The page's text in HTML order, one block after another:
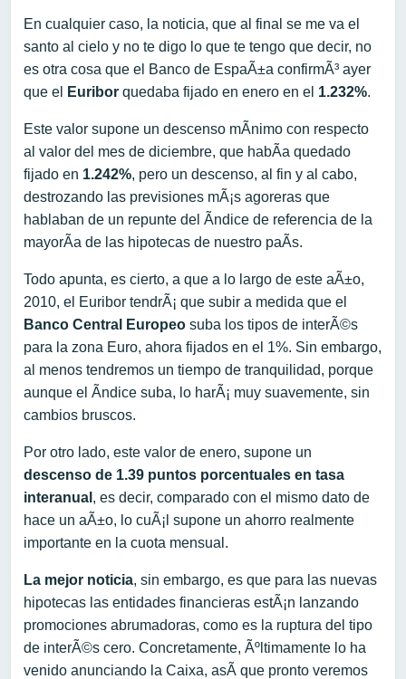
En cualquier caso, la noticia, que al final se me va el
santo al cielo y no te digo lo que te tengo que decir, no
es otra cosa que el Banco de EspaÃ±a confirmÃ³ ayer
que el
Euribor quedaba fijado en enero en el 1.232%.
Este valor supone un descenso mÃ­nimo con respecto
al valor del mes de diciembre, que habÃ­a quedado
fijado en 1.242%, pero un descenso, al fin y al cabo,
destrozando las previsiones mÃ¡s agoreras que
hablaban de un repunte del Ã­ndice de referencia de la
mayorÃ­a de las hipotecas de nuestro paÃ­s.
Todo apunta, es cierto, a que a lo largo de este aÃ±o,
2010, el Euribor tendrÃ¡ que subir a medida que el
Banco Central Europeo suba los tipos de interÃ©s
para la zona Euro, ahora fijados en el 1%. Sin embargo,
al menos tendremos un tiempo de tranquilidad, porque
aunque el Ã­ndice suba, lo harÃ¡ muy suavemente, sin
cambios bruscos.
Por otro lado, este valor de enero, supone un
descenso de 1.39 puntos porcentuales en tasa
interanual , es decir, comparado con el mismo dato de
hace un aÃ±o, lo cuÃ¡l supone un ahorro realmente
importante en la cuota mensual.
La mejor noticia, sin embargo, es que para las nuevas
hipotecas las entidades financieras estÃ¡n lanzando
promociones abrumadoras, como es la ruptura del tipo
de interÃ©s cero. Concretamente, Ãºltimamente lo ha
venido anunciando la Caixa, asÃ­ que pronto veremos